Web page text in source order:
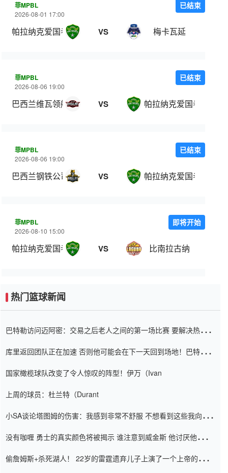
菲MPBL
2026-08-01 17:00
帕拉纳克爱国者 VS 梅卡瓦延
已结束
菲MPBL
2026-08-06 19:00
巴西兰维瓦领航 VS 帕拉纳克爱国者
已结束
菲MPBL
2026-08-06 19:00
巴西兰钢铁公司 VS 帕拉纳克爱国者
已结束
菲MPBL
2026-08-10 15:00
帕拉纳克爱国者 VS 比南拉古纳
即将开始
热门篮球新闻
巴特勒访问迈阿密：交易之后老人之间的第一场比赛 要解决热情的
库里返回团队正在加速 否则他可能会在下一天回到场地！巴特勒迈
国家橄榄球队改变了令人惊叹的阵型！伊万（Ivan
上周的球员：杜兰特（Durant
小SA谈论塔图姆的伤害：我感到非常不舒服 不想看到这些我向他
没有咖喱 勇士的真实颜色将被揭示 谁注意到威金斯 他讨厌他的老
偷詹姆斯+杀死湖人！ 22岁的雷霆遗弃儿子上演了一个上帝的剧